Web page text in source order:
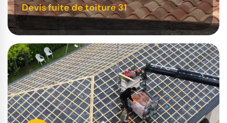
Devis fuite de toiture 31